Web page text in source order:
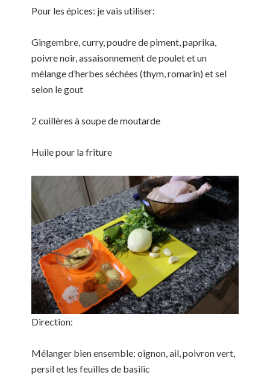
Pour les épices: je vais utiliser:
Gingembre, curry, poudre de piment, paprika,
poivre noir, assaisonnement de poulet et un
mélange d’herbes séchées (thym, romarin) et sel
selon le gout
2 cuillères à soupe de moutarde
Huile pour la friture
Direction:
Mélanger bien ensemble: oignon, ail, poivron vert,
persil et les feuilles de basilic